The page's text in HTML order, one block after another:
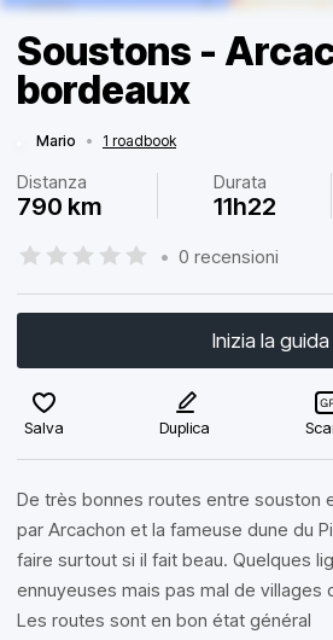
Soustons -
bordeaux
Mario • 1 roadbook
Distanza
790 km
Durata
11h22
• 0 recensioni
Inizia la guida
Salva Duplica
De très bonnes routes entre souston
par Arcachon et la fameuse dune du
faire surtout si il fait beau. Quelques
ennuyeuses mais pas mal de villages
Les routes sont en bon état général